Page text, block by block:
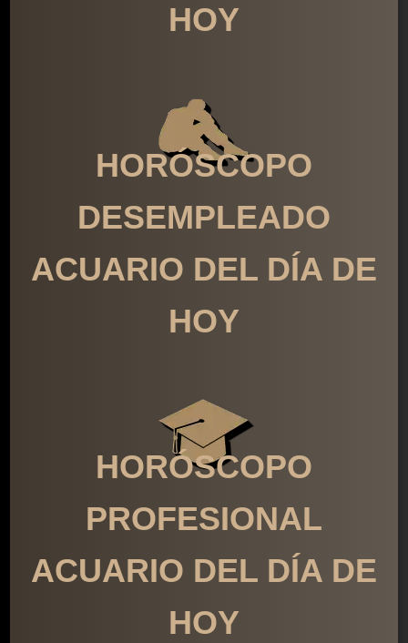
HOY
HORÓSCOPO
DESEMPLEADO
ACUARIO DEL DÍA DE
HOY
HORÓSCOPO
PROFESIONAL
ACUARIO DEL DÍA DE
HOY